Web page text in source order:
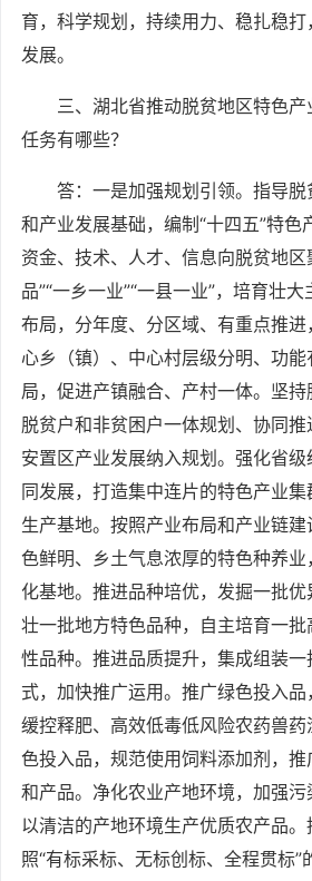
育，科学规划，持续用力、稳扎稳
发展。
三、湖北省推动脱贫地区特色
任务有哪些？
答：一是加强规划引领。指导
和产业发展基础，编制“十四五”特色
资金、技术、人才、信息向脱贫地区
品”“一乡一业”“一县一业”，培育壮
布局，分年度、分区域、有重点推
心乡（镇）、中心村层级分明、功
局，促进产镇融合、产村一体。坚持
脱贫户和非贫困户一体规划、协同
安置区产业发展纳入规划。强化省
同发展，打造集中连片的特色产业
生产基地。按照产业布局和产业链
色鲜明、乡土气息浓厚的特色种养
化基地。推进品种培优，发掘一批
壮一批地方特色品种，自主培育一
性品种。推进品质提升，集成组装
式，加快推广运用。推广绿色投入品
缓控释肥、高效低毒低风险农药兽
色投入品，规范使用饲料添加剂，
和产品。净化农业产地环境，加强污
以清洁的产地环境生产优质农产品
照“有标采标、无标创标、全程贯标”